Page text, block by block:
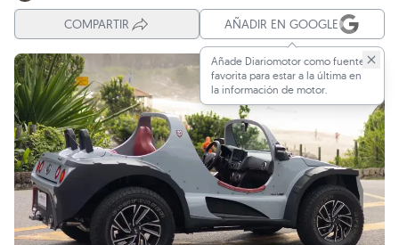
COMPARTIR AÑADIR EN GOOGLE
Añade Diariomotor como fuente
favorita para estar a la última en
la información de motor.